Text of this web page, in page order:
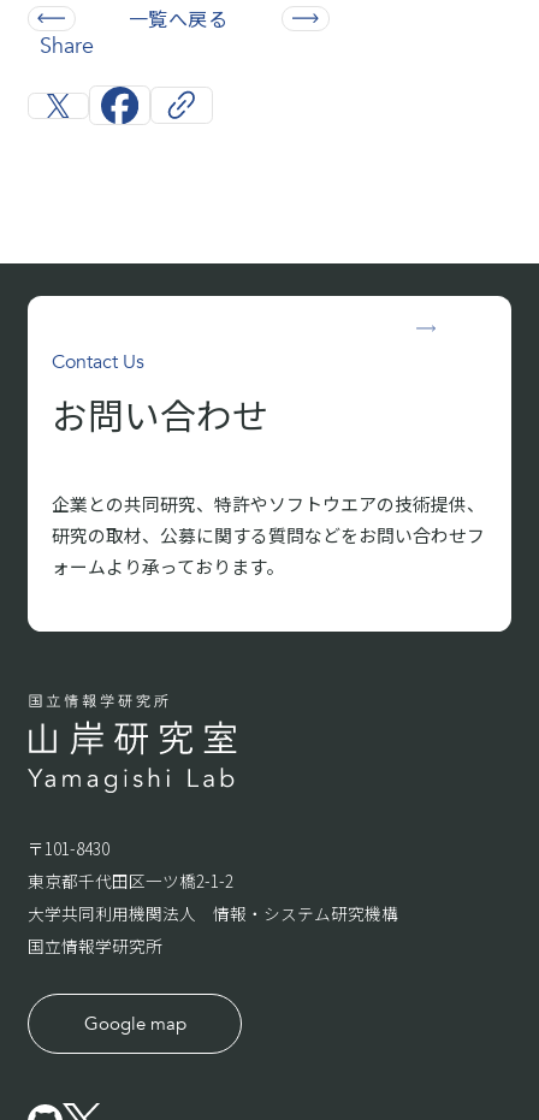
Share
一覧へ戻る
Contact Us
お問い合わせ
企業との共同研究、特許やソフトウエアの技術提供、
研究の取材、 公募に関する質問などをお問い合わせフ
ォームより承っております。
〒101-8430
東京都千代田区一ツ橋2-1-2
大学共同利用機関法人 情報・システム研究機構
国立情報学研究所
Google map